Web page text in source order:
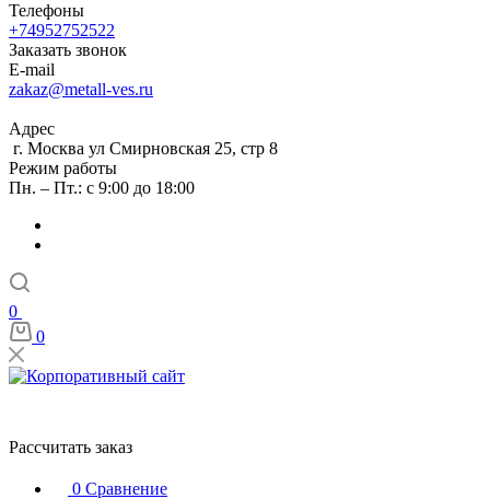
Телефоны
+74952752522
Заказать звонок
E-mail
zakaz@metall-ves.ru
Адрес
г. Москва ул Смирновская 25, стр 8
Режим работы
Пн. – Пт.: с 9:00 до 18:00
0
0
Рассчитать заказ
0 Сравнение